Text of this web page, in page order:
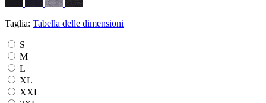
Taglia: Tabella delle dimensioni
S
M
L
XL
XXL